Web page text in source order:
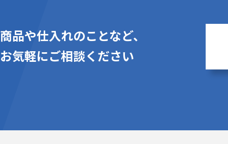
商品や仕入れのことなど、
お気軽にご相談ください